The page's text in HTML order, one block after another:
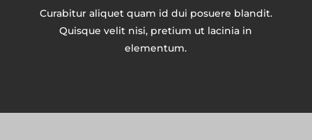
Curabitur aliquet quam id dui posuere blandit.
Quisque velit nisi, pretium ut lacinia in
elementum.